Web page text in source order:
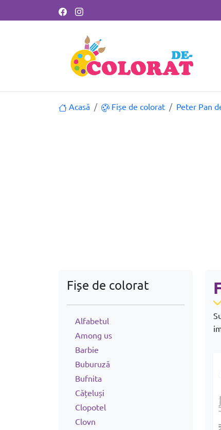
Acasă Fișe de colorat Peter Pan
Fișe de colorat
Alfabetul
Among us
Barbie
Buburuză
Bufnita
Cățeluși
Clopotel
Clovn